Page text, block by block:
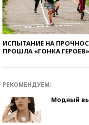
ИСПЫТАНИЕ НА
ПРОШЛА «ГОНКА ГЕРОЕВ»
РЕКОМЕНДУЕМ:
Модный